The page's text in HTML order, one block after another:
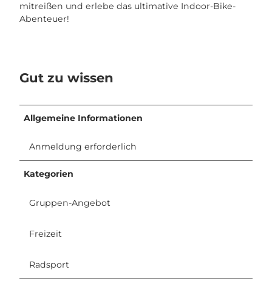
mitreißen und erlebe das ultimative Indoor-Bike-
Abenteuer!
Gut zu wissen
Allgemeine Informationen
Anmeldung erforderlich
Kategorien
Gruppen-Angebot
Freizeit
Radsport